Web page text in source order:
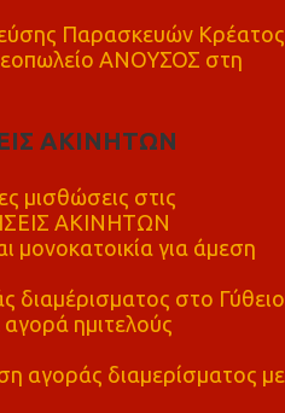
Παρασκευών Κρέατος
ΑΝΟΥΣΟΣ στη
ΑΚΙΝΗΤΩΝ
μισθώσεις στις
ΑΚΙΝΗΤΩΝ
μονοκατοικία για άμεση
διαμέρισματος στο Γύθειο
ημιτελούς
αγοράς διαμερίσματος με